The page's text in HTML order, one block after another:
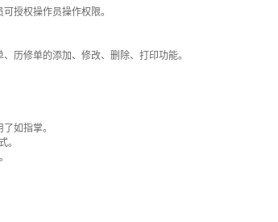
授权操作员操作权限。
历修单的添加、修改、删除、打印功能。
如指掌。
。